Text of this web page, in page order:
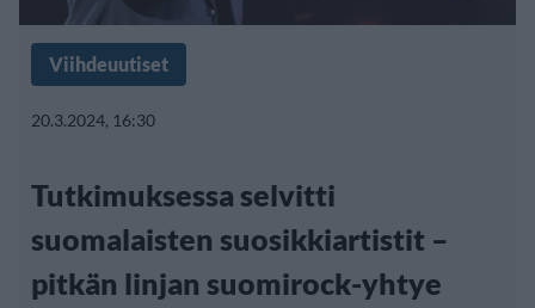
Viihdeuutiset
20.3.2024, 16:30
Tutkimuksessa selvitti
suomalaisten suosikkiartistit –
pitkän linjan suomirock-yhtye